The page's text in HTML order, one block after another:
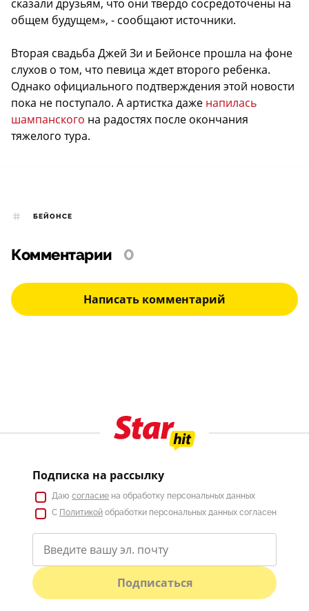
сказали друзьям, что они твердо сосредоточены на
общем будущем», - сообщают источники.
Вторая свадьба Джей Зи и Бейонсе прошла на фоне
слухов о том, что певица ждет второго ребенка.
Однако официального подтверждения этой новости
пока не поступало. А артистка даже напилась
шампанского на радостях после окончания
тяжелого тура.
БЕЙОНСЕ
Комментарии 0
Написать комментарий
Подписка на рассылку
Даю согласие на обработку персональных данных
С Политикой обработки персональных данных согласен
Подписаться